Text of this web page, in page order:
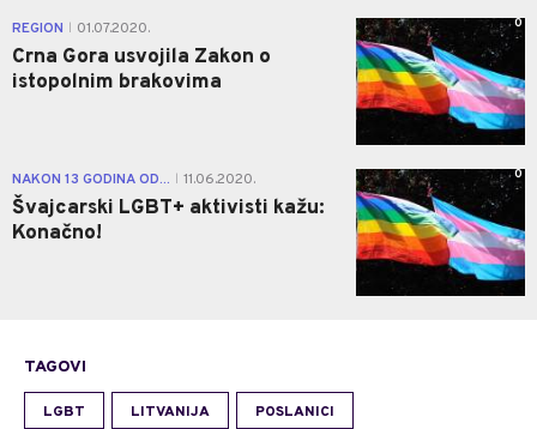
REGION 01.07.2020.
Crna Gora usvojila Zakon o
istopolnim brakovima
0
NAKON 13 GODINA OD... 11.06.2020.
Švajcarski LGBT+ aktivisti kažu:
Konačno!
0
TAGOVI
LGBT LITVANIJA POSLANICI